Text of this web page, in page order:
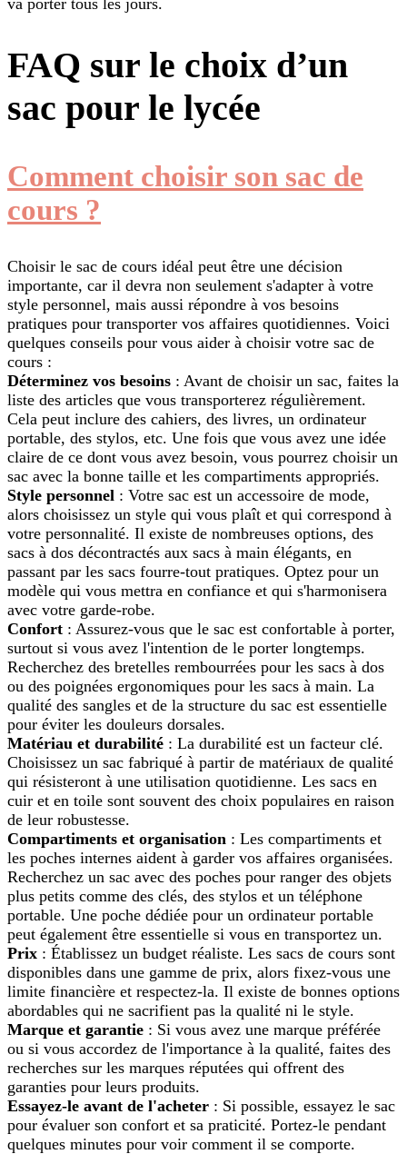
va porter tous les jours.
FAQ sur le choix d’un
sac pour le lycée
Comment choisir son sac de
cours ?
Choisir le sac de cours idéal peut être une décision
importante, car il devra non seulement s'adapter à votre
style personnel, mais aussi répondre à vos besoins
pratiques pour transporter vos affaires quotidiennes. Voici
quelques conseils pour vous aider à choisir votre sac de
cours :
Déterminez vos besoins : Avant de choisir un sac, faites la
liste des articles que vous transporterez régulièrement.
Cela peut inclure des cahiers, des livres, un ordinateur
portable, des stylos, etc. Une fois que vous avez une idée
claire de ce dont vous avez besoin, vous pourrez choisir un
sac avec la bonne taille et les compartiments appropriés.
Style personnel : Votre sac est un accessoire de mode,
alors choisissez un style qui vous plaît et qui correspond à
votre personnalité. Il existe de nombreuses options, des
sacs à dos décontractés aux sacs à main élégants, en
passant par les sacs fourre-tout pratiques. Optez pour un
modèle qui vous mettra en confiance et qui s'harmonisera
avec votre garde-robe.
Confort : Assurez-vous que le sac est confortable à porter,
surtout si vous avez l'intention de le porter longtemps.
Recherchez des bretelles rembourrées pour les sacs à dos
ou des poignées ergonomiques pour les sacs à main. La
qualité des sangles et de la structure du sac est essentielle
pour éviter les douleurs dorsales.
Matériau et durabilité : La durabilité est un facteur clé.
Choisissez un sac fabriqué à partir de matériaux de qualité
qui résisteront à une utilisation quotidienne. Les sacs en
cuir et en toile sont souvent des choix populaires en raison
de leur robustesse.
Compartiments et organisation : Les compartiments et
les poches internes aident à garder vos affaires organisées.
Recherchez un sac avec des poches pour ranger des objets
plus petits comme des clés, des stylos et un téléphone
portable. Une poche dédiée pour un ordinateur portable
peut également être essentielle si vous en transportez un.
Prix : Établissez un budget réaliste. Les sacs de cours sont
disponibles dans une gamme de prix, alors fixez-vous une
limite financière et respectez-la. Il existe de bonnes options
abordables qui ne sacrifient pas la qualité ni le style.
Marque et garantie : Si vous avez une marque préférée
ou si vous accordez de l'importance à la qualité, faites des
recherches sur les marques réputées qui offrent des
garanties pour leurs produits.
Essayez-le avant de l'acheter : Si possible, essayez le sac
pour évaluer son confort et sa praticité. Portez-le pendant
quelques minutes pour voir comment il se comporte.